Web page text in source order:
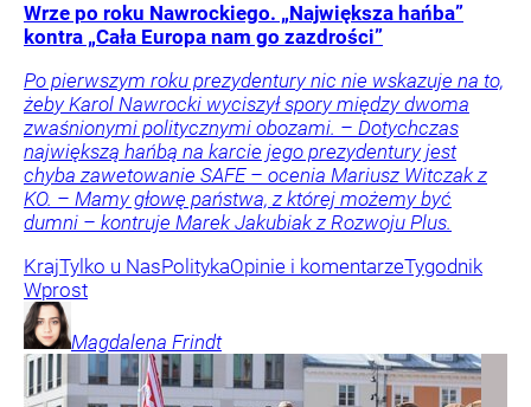
Wrze po roku Nawrockiego. „Największa hańba”
kontra „Cała Europa nam go zazdrości”
Po pierwszym roku prezydentury nic nie wskazuje na to,
żeby Karol Nawrocki wyciszył spory między dwoma
zwaśnionymi politycznymi obozami. – Dotychczas
największą hańbą na karcie jego prezydentury jest
chyba zawetowanie SAFE – ocenia Mariusz Witczak z
KO. – Mamy głowę państwa, z której możemy być
dumni – kontruje Marek Jakubiak z Rozwoju Plus.
KrajTylko u NasPolitykaOpinie i komentarzeTygodnik
Wprost
Magdalena Frindt